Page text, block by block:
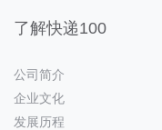
了解快递100
公司简介
企业文化
发展历程